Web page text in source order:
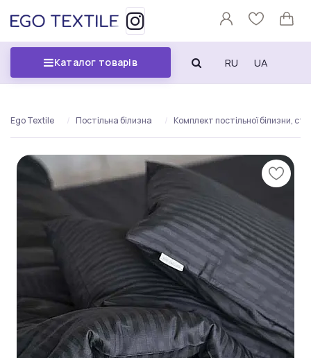
Каталог товарів RU UA
Ego Textile Постільна білизна Комплект постільної білизни,